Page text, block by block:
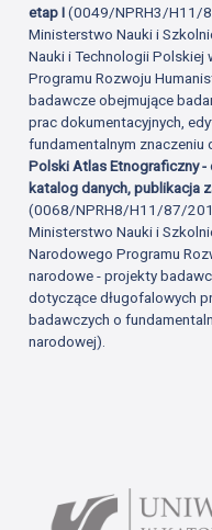
etap I(0049/NPRH3/H11/
Ministerstwo Nauki i
Nauki i Technologii Polskiej
Programu Rozwoju
badawcze obejmujące
prac dokumentacyjnych,
fundamentalnym znaczeniu
Polski Atlas Etnograficzny
katalog danych, publikacja
(0068/NPRH8/H11/87/
Ministerstwo Nauki i
Narodowego Programu
narodowe - projekty
dotyczące długofalowych
badawczych o
narodowej).